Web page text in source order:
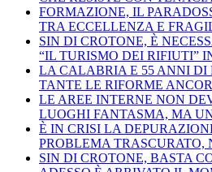
FORMAZIONE, IL
TRA ECCELLENZA E
SIN DI CROTONE, È
“IL TURISMO DEI RIFIUTI”
LA CALABRIA E 55 ANNI DI
TANTE LE RIFORME
LE AREE INTERNE NON
LUOGHI FANTASMA, MA
È IN CRISI LA
PROBLEMA
SIN DI CROTONE, BASTA